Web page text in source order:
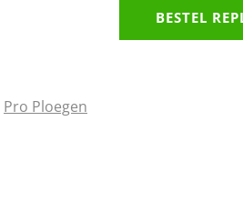
BESTEL
Pro Ploegen